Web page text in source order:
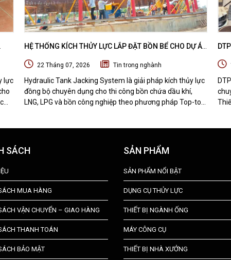
lực
HỆ THỐNG KÍCH THỦY LỰC LẮP ĐẶT BỒN BỂ CHO DỰ ÁN
22 Tháng 07, 2026 Tin trong nghành
Hydraulic Tank Jacking System là giải pháp kích thủy lực
đồng bộ chuyên dụng cho thi công bồn chứa dầu khí,
LNG, LPG và bồn công nghiệp theo phương pháp Top-to-
BỊ
SÁCH
MUA HÀNG
VẬN CHUYỂN – GIAO HÀNG
THANH TOÁN
BẢO MẬT
SẢN PHẨM
SẢN PHẨM NỔI BẬT
DỤNG CỤ THỦY LỰC
THIẾT BỊ NGÀNH ỐNG
MÁY CÔNG CỤ
THIẾT BỊ NHÀ XƯỞNG